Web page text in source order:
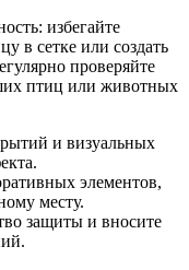
избегайте
в сетке или создать
проверяйте
птиц или животных
и визуальных
элементов,
месту.
защиты и вносите